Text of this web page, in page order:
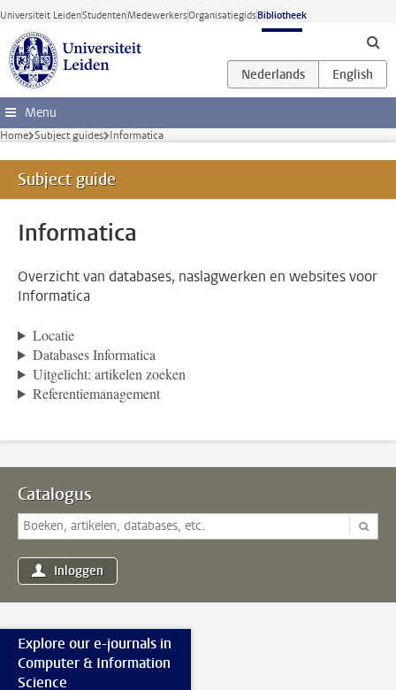
Ga direct naar de inhoud
Universiteit LeidenStudentenMedewerkersOrganisatiegidsBibliotheek
Menu
Home Subject guides Informatica
Subject guide
Informatica
Overzicht van databases, naslagwerken en websites voor
Informatica
Locatie
Databases Informatica
Uitgelicht: artikelen zoeken
Referentiemanagement
Catalogus
Inloggen
Explore our e-journals in
Computer & Information
Science